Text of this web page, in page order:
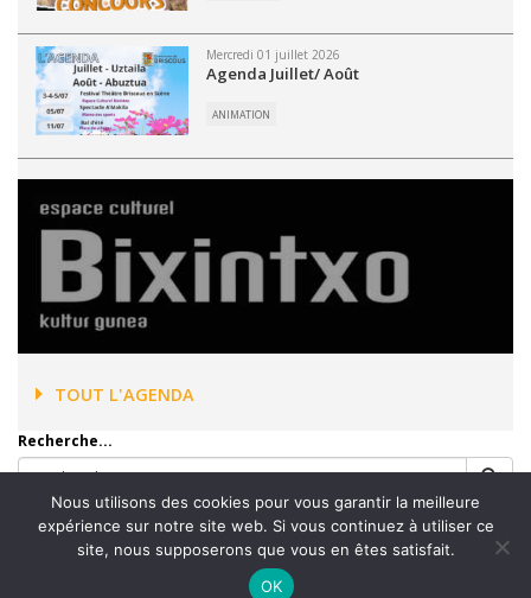
Mercredi 01 juillet 2026
Agenda Juillet/ Août
ANIMATION
TOUT L'AGENDA
Recherche...
Plan du site
Nous utilisons des cookies pour vous garantir la meilleure
expérience sur notre site web. Si vous continuez à utiliser ce
site, nous supposerons que vous en êtes satisfait.
OK